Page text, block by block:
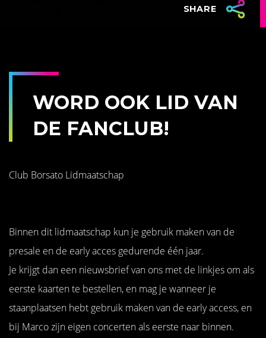
SHARE
WORD OOK LID VAN
DE FANCLUB!
Club Borsato Lidmaatschap
Binnen dit lidmaatschap kun je gebruik maken van de
presale en de early acces gedurende één jaar.
Je krijgt dan een nieuwsbrief van ons met de linkjes om als
eerste kaarten te bestellen, en mag je wanneer je
staanplaatsen hebt gebruik maken van de early access, en
bij Marco zijn eigen concerten als eerste naar binnen.